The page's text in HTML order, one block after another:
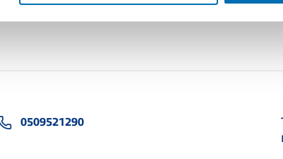
0509521290